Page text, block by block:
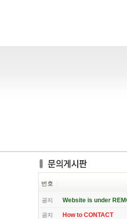
번호
공지 Website is under
공지 How to CONTACT